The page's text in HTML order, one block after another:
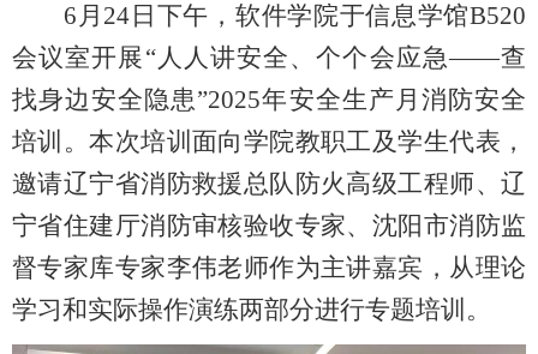
6月24 日 下午 ，软件学院于信息学馆B520
会议室开展“人人讲安全、个个会应急——查
找身边安全隐患”2025年安全生产月消防安全
培训。本次培训面向学院教职工及学生代表 ，
邀请辽宁省消防救援总队防火高级工程师、辽
宁省住建厅消防审核验收专家、沈阳市消防监
督专家库专家李伟老师作为主讲嘉宾，从理论
学习和实际操作演练两部分进行专题培训。